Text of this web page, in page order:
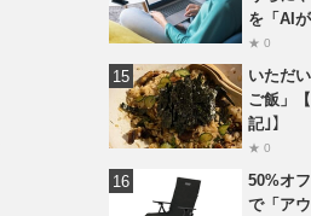
を「AI
★ 0
いただ
ご飯」
記｣】
★ 0
50%オ
で「ア